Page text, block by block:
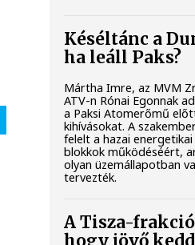
Késéltánc a
ha leáll Paks?
Mártha Imre, az MVM
ATV-n Rónai Egonnak
a Paksi Atomerőmű
kihívásokat. A
felelt a hazai
blokkok működéséért,
olyan üzemállapotban
tervezték.
A Tisza-